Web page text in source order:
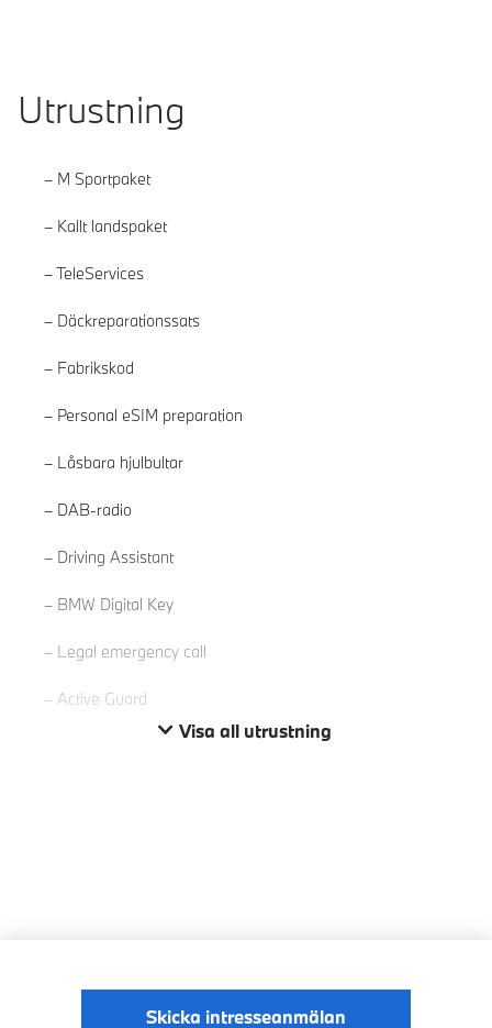
Utrustning
M Sportpaket
Kallt landspaket
TeleServices
Däckreparationssats
Fabrikskod
Personal eSIM preparation
Låsbara hjulbultar
DAB-radio
Driving Assistant
BMW Digital Key
Legal emergency call
Active Guard
Visa all utrustning
Skicka intresseanmälan